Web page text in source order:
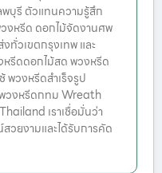
บุรี ตัวแทนความรู้สึก
งหรีด ดอกไม้จัดงานศพ
ทั่วเขตกรุงเทพ และ
รีดดอกไม้สด พวงหรีด
พวงหรีดสำเร็จรูป
วงหรีดกทม Wreath
เราเชื่อมั่นว่า
วยงามและได้รับการคัด